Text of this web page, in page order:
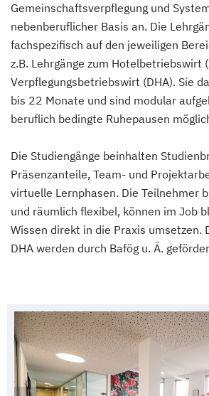
Gemeinschaftsverpflegung und
nebenberuflicher Basis an. Die
fachspezifisch auf den jeweiligen
z.B. Lehrgänge zum Hotelbetriebswirt
Verpflegungsbetriebswirt (DHA). Sie
bis 22 Monate und sind modular
beruflich bedingte Ruhepausen
Die Studiengänge beinhalten
Präsenzanteile, Team- und
virtuelle Lernphasen. Die Teilnehmer
und räumlich flexibel, können im Job
Wissen direkt in die Praxis umsetzen.
DHA werden durch Bafög u. Ä.